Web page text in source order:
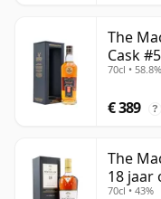
The
Cask
70cl • 58.8%
€ 389 ?
The
18 jaar
70cl • 43%